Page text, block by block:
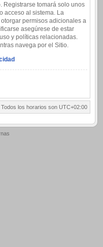
Registrarse tomará solo unos
acceso al sistema. La
permisos adicionales a
asegúrese de estar
y políticas relacionadas.
navega por el Sitio.
Todos los horarios son UTC+02:00